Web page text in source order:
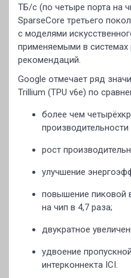
ТБ/с (по четыре порта на
SparseCore третьего
с моделями
применяемыми в системах
рекомендаций.
Google отмечает ряд
Trillium (TPU v6e) по
более чем
рост
улучшение
повышение пиковой
на чип в 4,7 раза;
двукратное
удвоение
интерконнекта ICI.